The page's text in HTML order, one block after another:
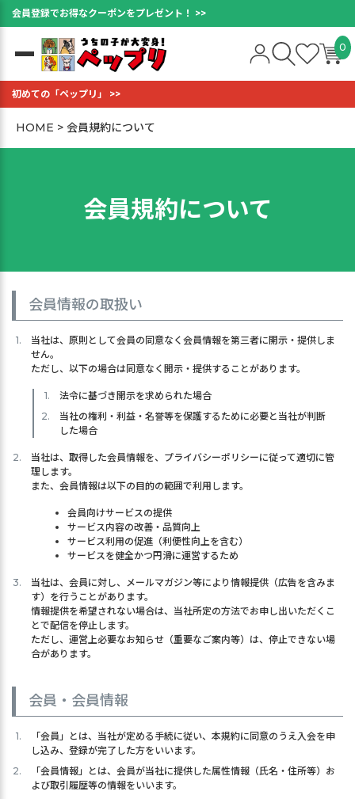
会員登録でお得なクーポンをプレゼント！ >>
0
初めての「ペップリ」 >>
HOME 会員規約について
会員規約について
会員情報の取扱い
当社は、原則として会員の同意なく会員情報を第三者に開示・提供しま
せん。
ただし、以下の場合は同意なく開示・提供することがあります。
法令に基づき開示を求められた場合
当社の権利・利益・名誉等を保護するために必要と当社が判断
した場合
当社は、取得した会員情報を、プライバシーポリシーに従って適切に管
理します。
また、会員情報は以下の目的の範囲で利用します。
会員向けサービスの提供
サービス内容の改善・品質向上
サービス利用の促進（利便性向上を含む）
サービスを健全かつ円滑に運営するため
当社は、会員に対し、メールマガジン等により情報提供（広告を含みま
す）を行うことがあります。
情報提供を希望されない場合は、当社所定の方法でお申し出いただくこ
とで配信を停止します。
ただし、運営上必要なお知らせ（重要なご案内等）は、停止できない場
合があります。
会員・会員情報
「会員」とは、当社が定める手続に従い、本規約に同意のうえ入会を申
し込み、登録が完了した方をいいます。
「会員情報」とは、会員が当社に提供した属性情報（氏名・住所等）お
よび取引履歴等の情報をいいます。